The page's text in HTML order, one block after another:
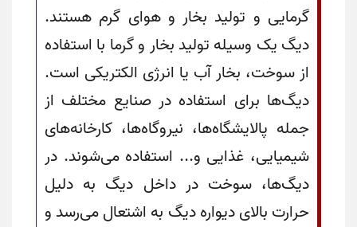
گرمایی و تولید بخار و هوای گرم هستند.
دیگ یک وسیله تولید بخار و گرما با استفاده
از سوخت، بخار آب یا انرژی الکتریکی است.
دیگ‌ها برای استفاده در صنایع مختلف از
جمله پالایشگاه‌ها، نیروگاه‌ها، کارخانه‌های
شیمیایی، غذایی و... استفاده می‌شوند. در
دیگ‌ها، سوخت در داخل دیگ به دلیل
حرارت بالای دیواره دیگ به اشتعال می‌رسد و